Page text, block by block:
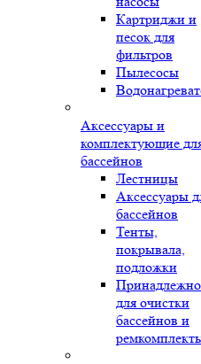
Картриджи и
песок для
фильтров
Пылесосы
Аксессуары и
комплектующие
бассейнов
Лестницы
Аксессуары
бассейнов
Тенты,
покрывала,
подложки
для очистки
бассейнов и